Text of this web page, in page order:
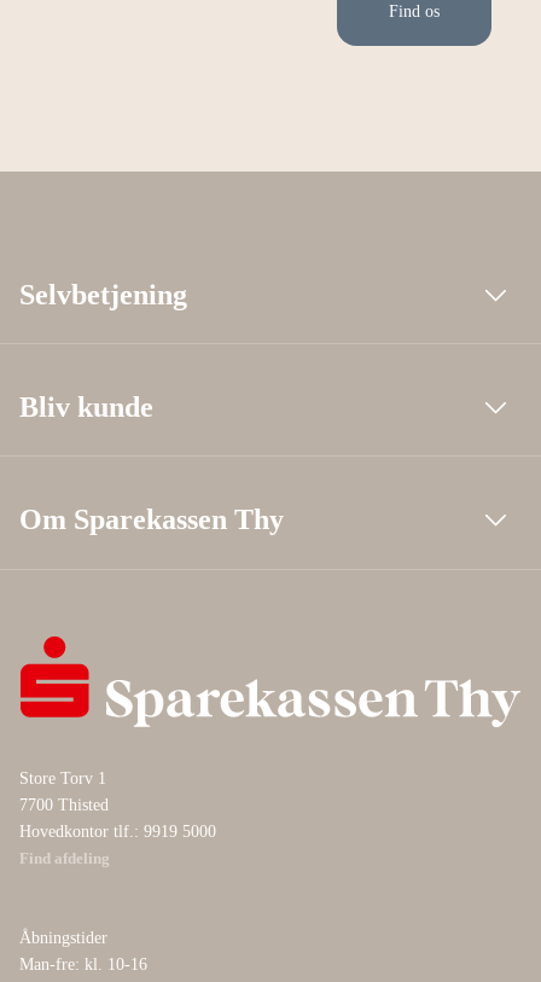
Find os
Selvbetjening
Bliv kunde
Om Sparekassen Thy
Store Torv 1
7700 Thisted
Hovedkontor tlf.: 9919 5000
Find afdeling
Åbningstider
Man-fre: kl. 10-16